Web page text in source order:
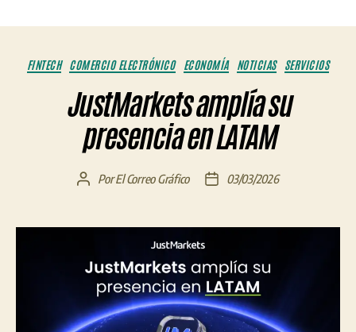
Categorías
FINTECH COMERCIO ELECTRÓNICO ECONOMÍA NOTICIAS SERVICIOS
JustMarkets amplía su
presencia en LATAM
Autor
entrada
PorEl Correo Gráfico
Fecha
entrada
03/03/2026